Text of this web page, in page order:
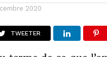
2020
TWEETER